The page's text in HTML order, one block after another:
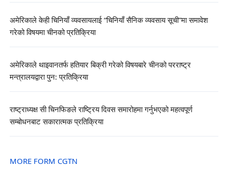
अमेरिकाले केही चिनियाँ व्यवसायलाई “चिनियाँ सैनिक व्यवसाय सूची”मा समावेश
गरेको विषयमा चीनको प्रतिक्रिया
अमेरिकाले थाइवानतर्फ हतियार बिक्री गरेको विषयबारे चीनको परराष्ट्र
मन्त्रालयद्वारा पुन: प्रतिक्रिया
राष्ट्राध्यक्ष सी चिनफिङले राष्ट्रिय दिवस समारोहमा गर्नुभएको महत्वपूर्ण
सम्बोधनबाट सकारात्मक प्रतिक्रिया
MORE FORM CGTN